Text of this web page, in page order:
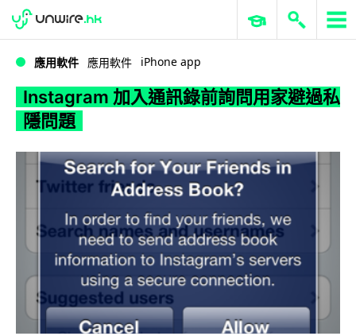
WWDC 2026 ERP 與商業 AI
應用軟件 應用軟件 iPhone app
Instagram 加入通訊錄前詢問用家避過私
隱問題